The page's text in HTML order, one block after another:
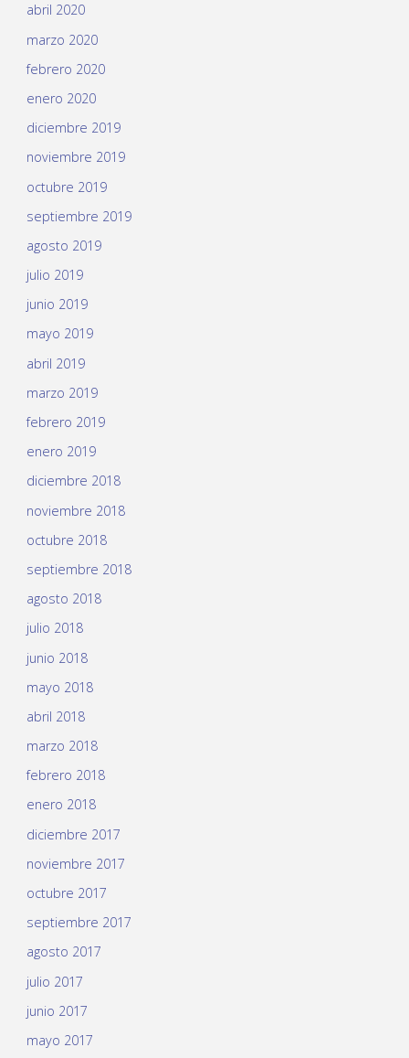
abril 2020
marzo 2020
febrero 2020
enero 2020
diciembre 2019
noviembre 2019
octubre 2019
septiembre 2019
agosto 2019
julio 2019
junio 2019
mayo 2019
abril 2019
marzo 2019
febrero 2019
enero 2019
diciembre 2018
noviembre 2018
octubre 2018
septiembre 2018
agosto 2018
julio 2018
junio 2018
mayo 2018
abril 2018
marzo 2018
febrero 2018
enero 2018
diciembre 2017
noviembre 2017
octubre 2017
septiembre 2017
agosto 2017
julio 2017
junio 2017
mayo 2017